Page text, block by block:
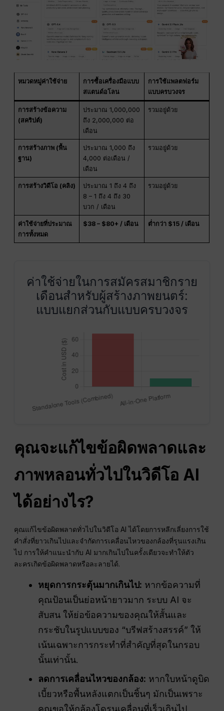
หมวดหมู่ค่าใช้จ่าย
การซื้อเครื่องมือแบบ
สแตนด์อโลน
การใช้แพลตฟอร์ม
แบบครบวงจร
การสร้างข้อความ
(สคริปต์)
ประมาณ 1,000,000
ถึง 2,000,000 ต่อ
เดือน
รวมอยู่ด้วย
การสร้างภาพ (พื้น
ฐาน)
ประมาณ 1,000 ถึง
4,000 ต่อเดือน /
เดือน
รวมอยู่ด้วย
การสร้างวิดีโอ (คลิง)
ประมาณ 1 ถึง 4 ถึง
8 – 1 ถึง 4 ถึง 30
บวก / เดือน
รวมอยู่ด้วย
ค่าใช้จ่ายที่ประมาณ
การทั้งหมด
$38 – $80+ / เดือน ต่ำกว่า $15 / เดือน
ค่าใช้จ่ายในการสมัครสมาชิกราย
เดือนสำหรับผู้สร้างภาพยนตร์:
แบบแยกส่วนกับแบบครบวงจร
คุณจะแก้ไขข้อผิดพลาดและ
ภาพหลอนทั่วไปในวิดีโอ AI
ได้อย่างไร?
คุณแก้ไขข้อผิดพลาดทั่วไปในวิดีโอ AI ได้โดยการหลีกเลี่ยงการใช้
คำสั่งที่ยาวเกินไปและจำกัดการเคลื่อนไหวของกล้องที่รุนแรงเกิน
ไป การให้คำแนะนำกับ AI มากเกินไปในครั้งเดียวจะทำให้ตัว
ละครเกิดข้อผิดพลาดหรือละลายได้.
หยุดการกระตุ้นมากเกินไป: หากข้อความที่
คุณป้อนเป็นย่อหน้ายาวมาก ระบบ AI จะ
สับสน ให้ย่อข้อความของคุณให้สั้นและ
กระชับในรูปแบบของ “บรีฟสร้างสรรค์” ให้
เน้นเฉพาะการกระทำที่สำคัญที่สุดในกรอบ
นั้นเท่านั้น.
ลดการเคลื่อนไหวของกล้อง: หากใบหน้าดูบิด
เบี้ยวหรือพื้นหลังแตกเป็นชิ้นๆ มักเป็นเพราะ
คุณขอให้กล้องโดรนเคลื่อนที่เร็วเกินไป